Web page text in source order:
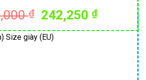
₫
Giá
gốc
là:
242,250₫Giá
hiện
Size giày (EU)